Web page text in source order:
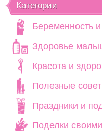
Категории
Беременность
Здоровье
Красота и
Полезные
Праздники и
Поделки